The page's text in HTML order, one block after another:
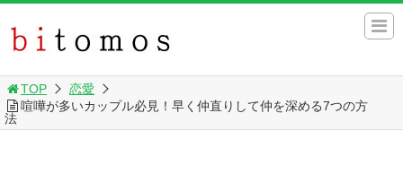
TOP
恋愛
喧嘩が多いカップル必見！早く仲直りして仲を深める7つの方
法